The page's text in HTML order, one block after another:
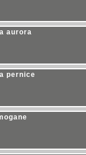
aurora
pernice